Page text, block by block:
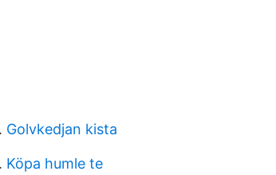
Golvkedjan kista
Köpa humle te